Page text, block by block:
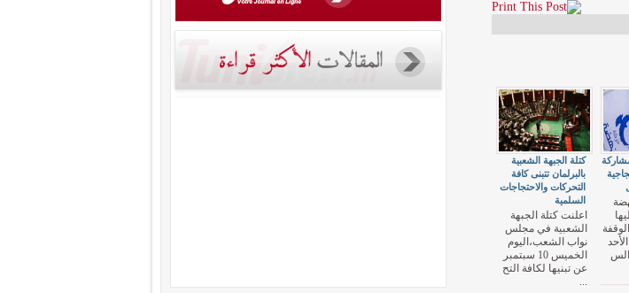
كتلة الجبهة الشعبية
بالبرلمان تتبنى كافة
التحركات والاحتجاجات
السلمية
اعلنت كتلة الجبهة
الشعبية في مجلس
نواب الشعب،اليوم
الخميس 10 سبتمبر
عن تبنيها لكافة التح
...
الس